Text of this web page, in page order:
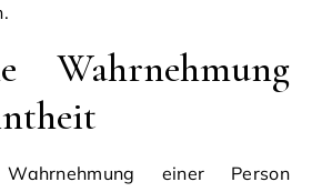
Wahrnehmung
einer Person